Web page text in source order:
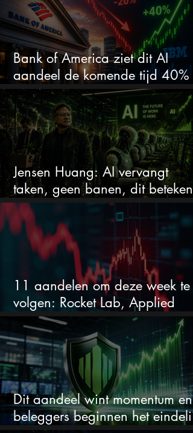
Bank of America ziet dit AI
aandeel de komende tijd 40%
stijgen na 20% daling
Jensen Huang: AI vervangt
taken, geen banen, dit betekent
het voor AI-aandelen
11 aandelen om deze week te
volgen: Rocket Lab, Applied
Materials en de zwaarste AI-test
Dit aandeel wint momentum en
beleggers beginnen het eindelijk